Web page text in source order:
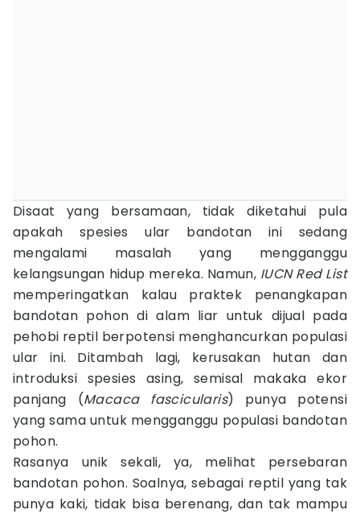
Disaat yang bersamaan, tidak diketahui pula
apakah spesies ular bandotan ini sedang
mengalami masalah yang mengganggu
kelangsungan hidup mereka. Namun, IUCN Red List
memperingatkan kalau praktek penangkapan
bandotan pohon di alam liar untuk dijual pada
pehobi reptil berpotensi menghancurkan populasi
ular ini. Ditambah lagi, kerusakan hutan dan
introduksi spesies asing, semisal makaka ekor
panjang (Macaca fascicularis) punya potensi
yang sama untuk mengganggu populasi bandotan
pohon.
Rasanya unik sekali, ya, melihat persebaran
bandotan pohon. Soalnya, sebagai reptil yang tak
punya kaki, tidak bisa berenang, dan tak mampu